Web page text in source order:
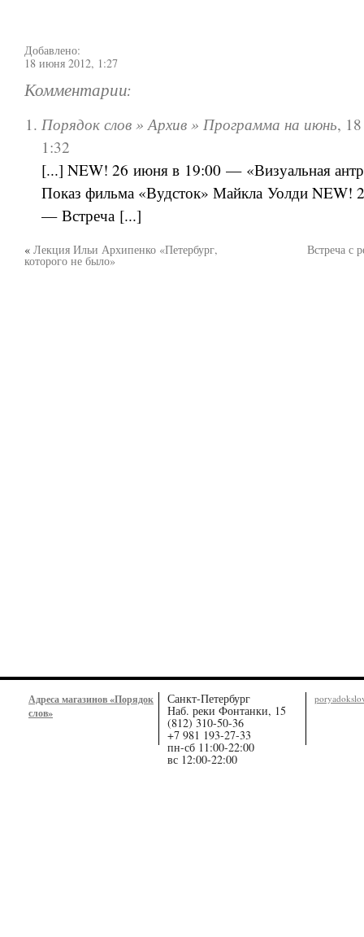
Добавлено:
18 июня 2012, 1:27
Комментарии:
Порядок слов » Архив » Программа на июнь,
1:32
[...] NEW! 26 июня в 19:00 — «Визуальная
Показ фильма «Вудсток» Майкла Уолди NEW!
— Встреча [...]
« Лекция Ильи Архипенко «Петербург,
которого не было»
Встреча с
Адреса магазинов «Порядок
слов»
Санкт-Петербург
Наб. реки Фонтанки, 15
(812) 310-50-36
+7 981 193-27-33
пн-сб 11:00-22:00
вс 12:00-22:00